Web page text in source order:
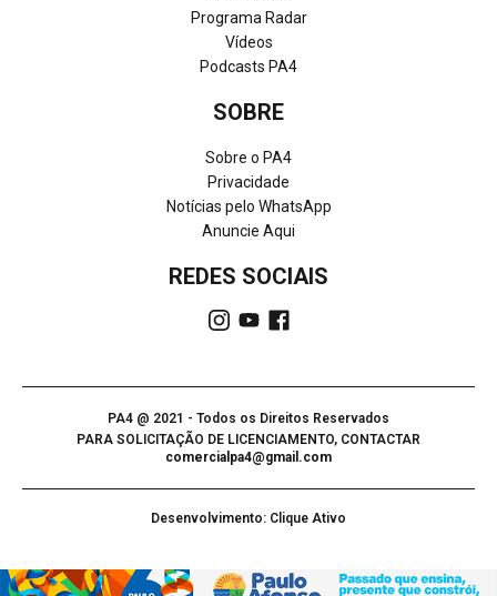
Programa Radar
Vídeos
Podcasts PA4
SOBRE
Sobre o PA4
Privacidade
Notícias pelo WhatsApp
Anuncie Aqui
REDES SOCIAIS
PA4 @ 2021 - Todos os Direitos Reservados
PARA SOLICITAÇÃO DE LICENCIAMENTO, CONTACTAR
comercialpa4@gmail.com
Desenvolvimento: Clique Ativo